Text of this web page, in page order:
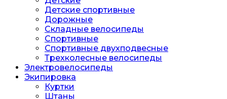
Детские спортивные
Дорожные
Складные велосипеды
Спортивные
Спортивные двухподвесные
Трехколесные велосипеды
Электровелосипеды
Экипировка
Куртки
Штаны